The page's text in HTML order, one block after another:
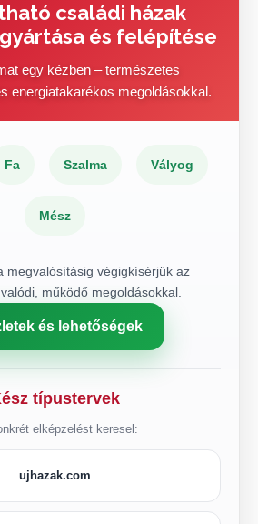
családi házak
és felépítése
egy kézben – természetes
energiatakarékos megoldásokkal.
Fa Szalma Vályog
Mész
megvalósításig végigkísérjük az
működő megoldásokkal.
és lehetőségek
típustervek
elképzelést keresel:
ujhazak.com